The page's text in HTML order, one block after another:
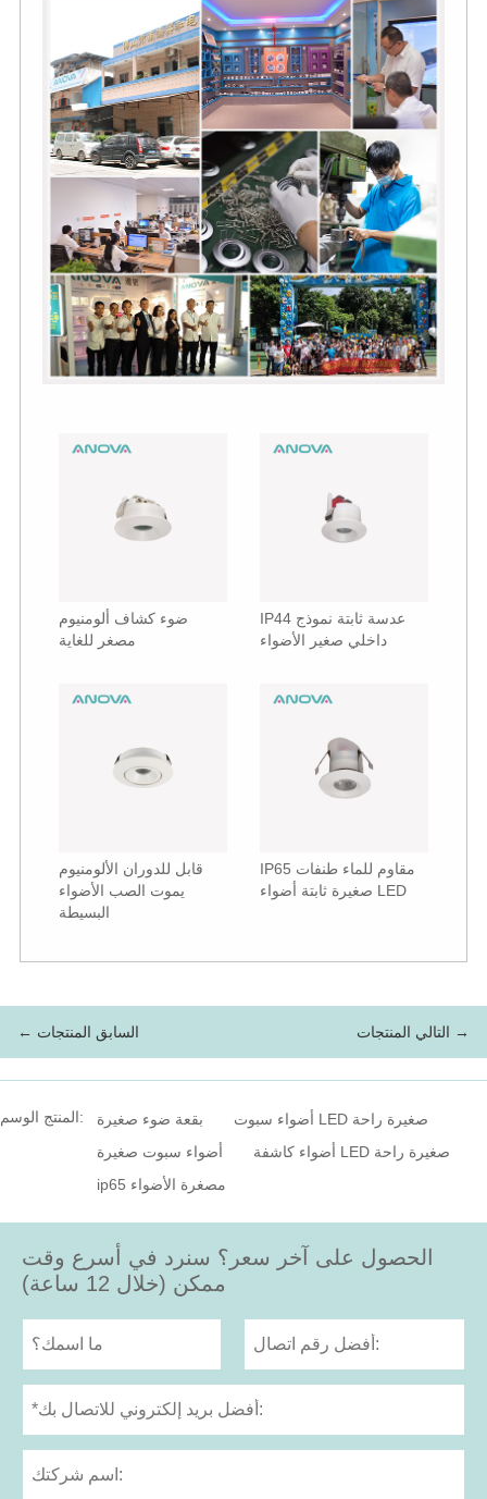
ضوء كشاف ألومنيوم
مصغر للغاية
IP44 عدسة ثابتة نموذج
داخلي صغير الأضواء
قابل للدوران الألومنيوم
يموت الصب الأضواء
البسيطة
IP65 مقاوم للماء طنفات
صغيرة ثابتة أضواء LED
← السابق المنتجات التالي المنتجات →
المنتج الوسم: بقعة ضوء صغيرة
أضواء سبوت LED صغيرة راحة
أضواء سبوت صغيرة
أضواء كاشفة LED صغيرة راحة
ip65 مصغرة الأضواء
الحصول على آخر سعر؟ سنرد في أسرع وقت
ممكن (خلال 12 ساعة)